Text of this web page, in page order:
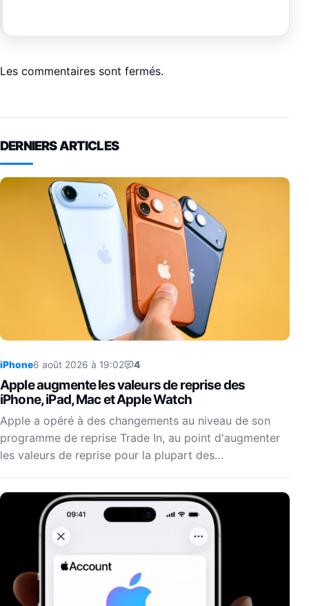
Les commentaires sont fermés.
DERNIERS ARTICLES
iPhone6 août 2026 à 19:02 4
Apple augmente les valeurs de reprise des
iPhone, iPad, Mac et Apple Watch
Apple a opéré à des changements au niveau de son
programme de reprise Trade In, au point d'augmenter
les valeurs de reprise pour la plupart des…